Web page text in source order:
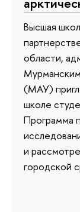
Высшая
области,
(МАУ)
школе
Программа
и
городской